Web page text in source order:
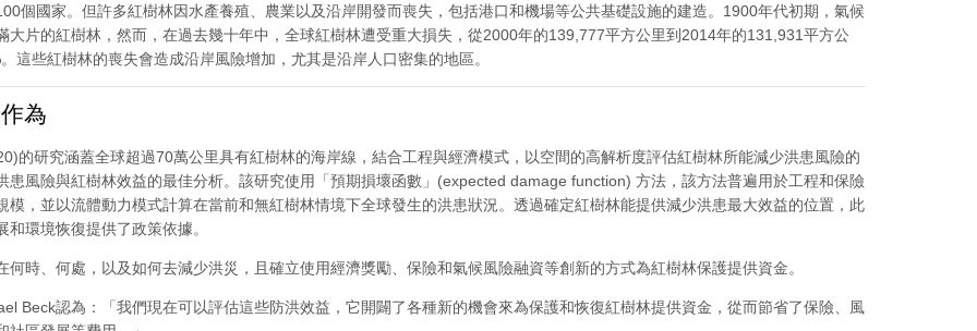
個國家。但許多紅樹林因水產養殖、農業以及沿岸開發而喪失，包括港口和機場等公共基礎設施的建造。1900年代初期，氣候
大片的紅樹林，然而，在過去幾十年中，全球紅樹林遭受重大損失，從2000年的139,777平方公里到2014年的131,931平方公
這些紅樹林的喪失會造成沿岸風險增加，尤其是沿岸人口密集的地區。
為
的研究涵蓋全球超過70萬公里具有紅樹林的海岸線，結合工程與經濟模式，以空間的高解析度評估紅樹林所能減少洪患風險的
患風險與紅樹林效益的最佳分析。該研究使用「預期損壞函數」(expected damage function) 方法，該方法普遍用於工程和保險
模，並以流體動力模式計算在當前和無紅樹林情境下全球發生的洪患狀況。透過確定紅樹林能提供減少洪患最大效益的位置，此
環境恢復提供了政策依據。
何時、何處，以及如何去減少洪災，且確立使用經濟獎勵、保險和氣候風險融資等創新的方式為紅樹林保護提供資金。
Beck認為：「我們現在可以評估這些防洪效益，它開闢了各種新的機會來為保護和恢復紅樹林提供資金，從而節省了保險、風